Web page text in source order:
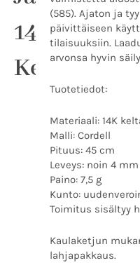
14K
Keltakultaa
(585). Ajaton ja
päivittäiseen
tilaisuuksiin.
arvonsa hyvin
Tuotetiedot:
Materiaali: 14K
Malli: Cordell
Pituus: 45 cm
Leveys: noin 4 mm
Paino: 7,5 g
Kunto:
Toimitus sisältyy
Kaulaketjun
lahjapakkaus.